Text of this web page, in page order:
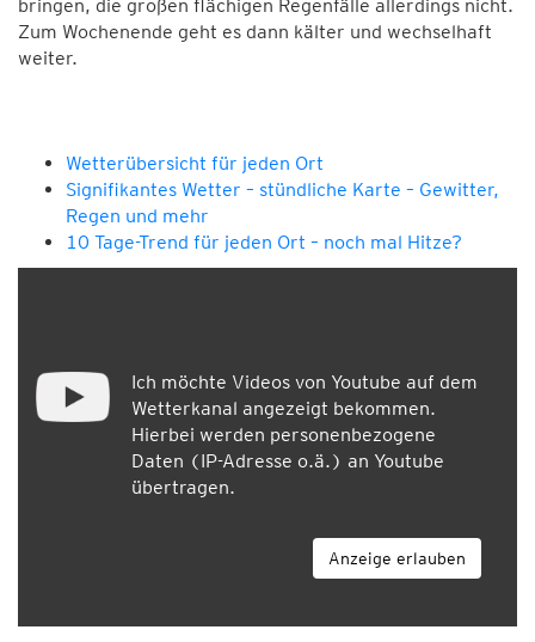
bringen, die großen flächigen Regenfälle allerdings nicht.
Zum Wochenende geht es dann kälter und wechselhaft
weiter.
Wetterübersicht für jeden Ort
Signifikantes Wetter – stündliche Karte – Gewitter,
Regen und mehr
10 Tage-Trend für jeden Ort – noch mal Hitze?
Ich möchte Videos von Youtube auf dem
Wetterkanal angezeigt bekommen.
Hierbei werden personenbezogene
Daten (IP-Adresse o.ä.) an Youtube
übertragen.
Anzeige erlauben